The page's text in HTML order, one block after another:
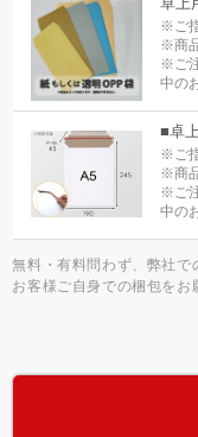
※ご
※商
※ご
中の
■卓
※ご
※商
※ご
中の
無料・有料問わず、弊社
お客様ご自身での梱包をお